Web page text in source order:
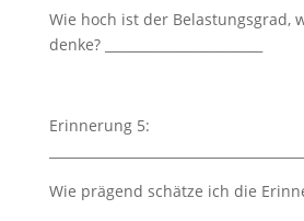
Wie hoch ist der Belastungsgrad,
denke? ________________________
Erinnerung 5:
Wie prägend schätze ich die